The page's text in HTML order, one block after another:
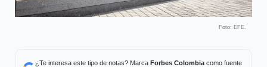
Foto: EFE.
¿Te interesa este tipo de notas? Marca Forbes Colombiacomo fuente